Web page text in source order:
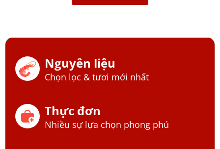
Nguyên liệu
Chọn lọc & tươi mới nhất
Thực đơn
Nhiều sự lựa chọn phong phú